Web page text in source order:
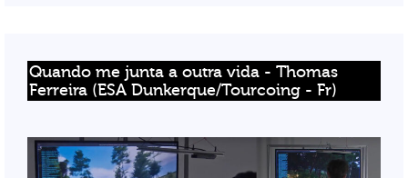
Quando me junta a outra vida - Thomas
Ferreira (ESA Dunkerque/Tourcoing - Fr)